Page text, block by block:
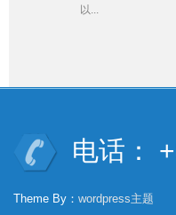
以...
电话：
Theme By： wordpress主题